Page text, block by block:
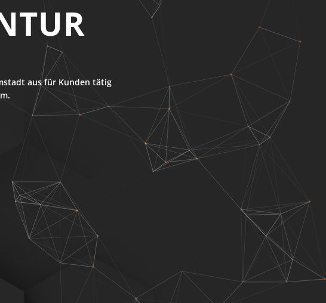
aus für Kunden tätig